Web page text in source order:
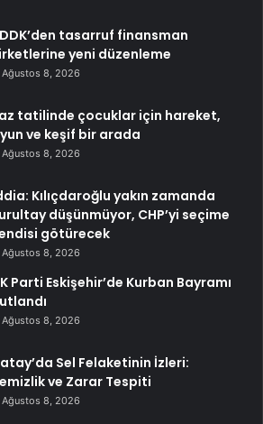
tasarruf finansman
yeni düzenleme
Ağustos 8, 2026
tatilinde çocuklar için hareket,
ve keşif bir arada
Ağustos 8, 2026
Kılıçdaroğlu yakın zamanda
düşünmüyor, CHP’yi seçime
götürecek
Ağustos 8, 2026
Parti Eskişehir’de Kurban Bayramı
Ağustos 8, 2026
Sel Felaketinin İzleri:
ve Zarar Tespiti
Ağustos 8, 2026